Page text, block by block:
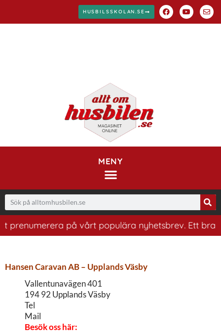
HUSBILSSKOLAN.SE
MENY
prenumerera på vårt populära nyhetsbrev. Ett bra
Hansen Caravan AB – Upplands Väsby
Vallentunavägen 401
194 92 Upplands Väsby
Tel
Mail
Besök oss här: